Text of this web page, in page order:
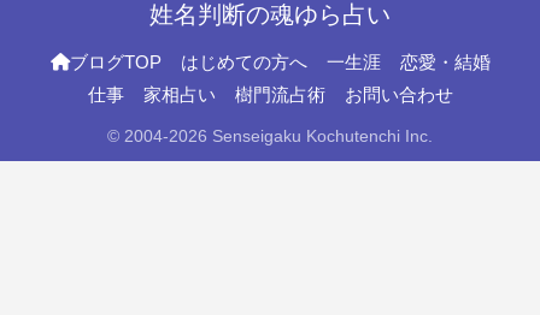
姓名判断の魂ゆら占い
ブログTOP はじめての方へ 一生涯
恋愛・結婚
仕事
家相占い 樹門流占術 お問い合わせ
© 2004-2026 Senseigaku Kochutenchi Inc.